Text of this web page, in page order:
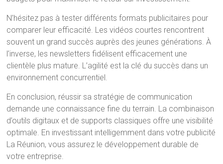
N’hésitez pas à tester différents formats publicitaires pour
comparer leur efficacité. Les vidéos courtes rencontrent
souvent un grand succès auprès des jeunes générations. À
l’inverse, les newsletters fidélisent efficacement une
clientèle plus mature. L’agilité est la clé du succès dans un
environnement concurrentiel.
En conclusion, réussir sa stratégie de communication
demande une connaissance fine du terrain. La combinaison
d’outils digitaux et de supports classiques offre une visibilité
optimale. En investissant intelligemment dans votre publicité
La Réunion, vous assurez le développement durable de
votre entreprise.